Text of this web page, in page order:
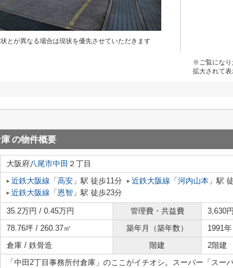
とが異なる場合は現状を優先させていただきます
※ご覧になり
拡大されて表
の物件概要
大阪府八尾市中田 ２丁目
近鉄大阪線 「 高安 」駅 徒歩11分 近鉄大阪線 「 河内山本 」駅
近鉄大阪線 「 恩智 」駅 徒歩23分
35.2万円 / 0.45万円 管理費・共益費
3,630円
78.76坪 / 260.37㎡ 築年月（築年数）
1991
倉庫 / 鉄骨造 階建 2階建
「中田2丁目事務所付倉庫」のここがイチオシ。スーパー「スー